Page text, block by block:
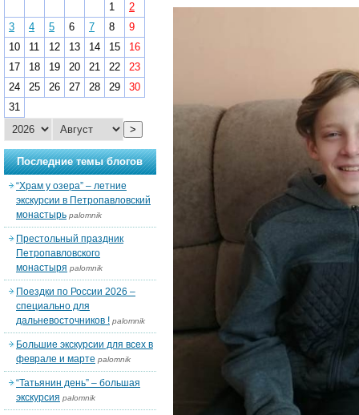
1
2
3
4 5 6 7 8
9
10
11 12 13 14 15
16
17
18 19 20 21 22
23
24
25 26 27 28 29
30
31
>
Последние темы блогов
“Храм у озера” – летние
экскурсии в Петропавловский
монастырь palomnik
Престольный праздник
Петропавловского
монастыря palomnik
Поездки по России 2026 –
специально для
дальневосточников ! palomnik
Большие экскурсии для всех в
феврале и марте palomnik
“Татьянин день” – большая
экскурсия palomnik